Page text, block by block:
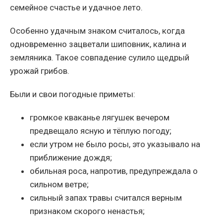
семейное счастье и удачное лето.
Особенно удачным знаком считалось, когда
одновременно зацветали шиповник, калина и
земляника. Такое совпадение сулило щедрый
урожай грибов.
Были и свои погодные приметы:
громкое кваканье лягушек вечером
предвещало ясную и тёплую погоду;
если утром не было росы, это указывало на
приближение дождя;
обильная роса, напротив, предупреждала о
сильном ветре;
сильный запах травы считался верным
признаком скорого ненастья;